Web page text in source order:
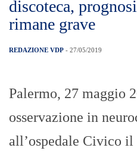
discoteca,
rimane grave
REDAZIONE VDP - 27/05/2019
Palermo, 27 maggio
osservazione in
all’ospedale Civico